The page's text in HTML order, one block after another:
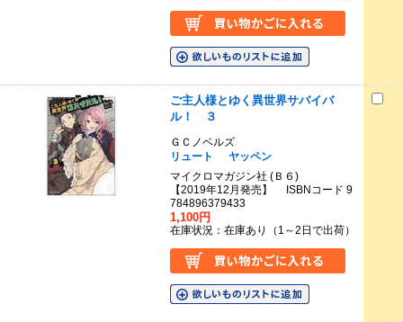
ご主人様とゆく異世界サバイバ
ル！ ３
ＧＣノベルズ
リュート
ヤッペン
マイクロマガジン社 (Ｂ６)
【2019年12月発売】 ISBNコード 9
784896379433
1,100円
在庫状況：在庫あり（1～2日で出荷）